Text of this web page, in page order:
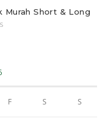
Murah Short & Long
F S S